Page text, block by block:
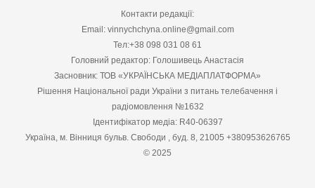
Контакти редакції:
Email: vinnychchyna.online@gmail.com
Тел:+38 098 031 08 61
Головний редактор: Голошивець Анастасія
Засновник: ТОВ «УКРАЇНСЬКА МЕДІАПЛАТФОРМА»
Рішення Національної ради України з питань телебачення і
радіомовлення №1632
Ідентифікатор медіа: R40-06397
Україна, м. Вінниця бульв. Свободи , буд. 8, 21005 +380953626765
© 2025